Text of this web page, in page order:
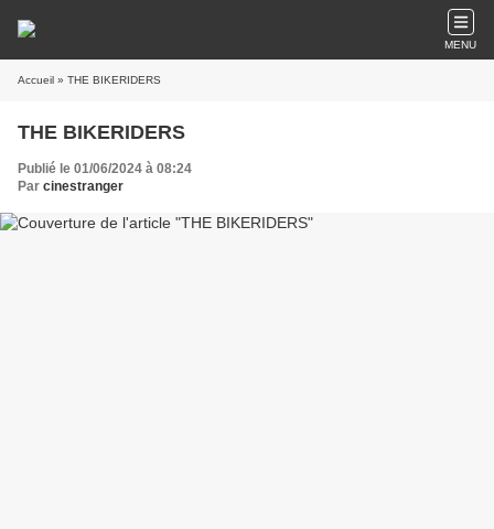
MENU
Accueil » THE BIKERIDERS
THE BIKERIDERS
Publié le 01/06/2024 à 08:24
Par cinestranger